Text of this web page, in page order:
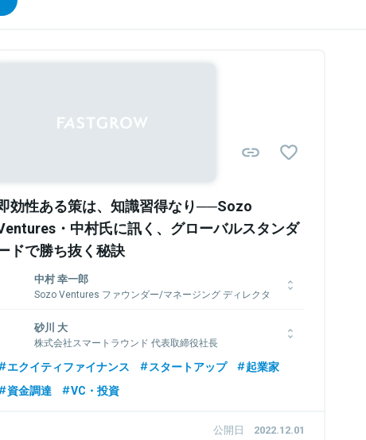
効性ある策は、知識習得なり──Sozo
・中村氏に訊く、グローバルスタンダ
ドで勝ち抜く秘訣
中村 幸一郎
Sozo Ventures ファウンダー/マネージング ディレクタ
早稲⽥⼤学法学部在学中にヤフージャパンの創業・⽴ち上げに関
わる。三菱商事では、通信キャリアや投資の事業に従事し、イン
キュベーションファンド事業などを担当した。早稲田大学法学
スト育成機関であるカウフマンフェローズを12期生として2009
Phil Wickhamと共にSozo Venturesを創業。Sozo Ventureは
砂川 大
株式会社スマートラウンド 代表取締役社長
菱商事、米国独立系VCを経て株式会社ロケーションバリューを
部長、Androidの事業統括部長を歴任。2018年に株式会社スマ
エクイティファイナンス スタートアップ
起業家
資金調達
VC・投資
公開日 2022.12.01